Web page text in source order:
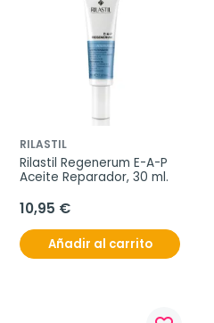
RILASTIL
Rilastil Regenerum E-A-P
Aceite Reparador, 30 ml.
10,95 €
Añadir al carrito